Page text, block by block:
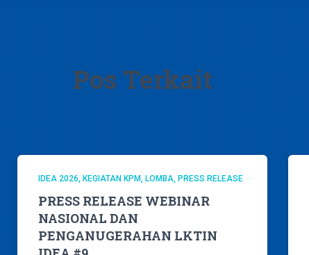
Pos Terkait
IDEA 2026 KEGIATAN KPM LOMBA PRESS RELEASE
PRESS RELEASE WEBINAR
NASIONAL DAN
PENGANUGERAHAN LKTIN